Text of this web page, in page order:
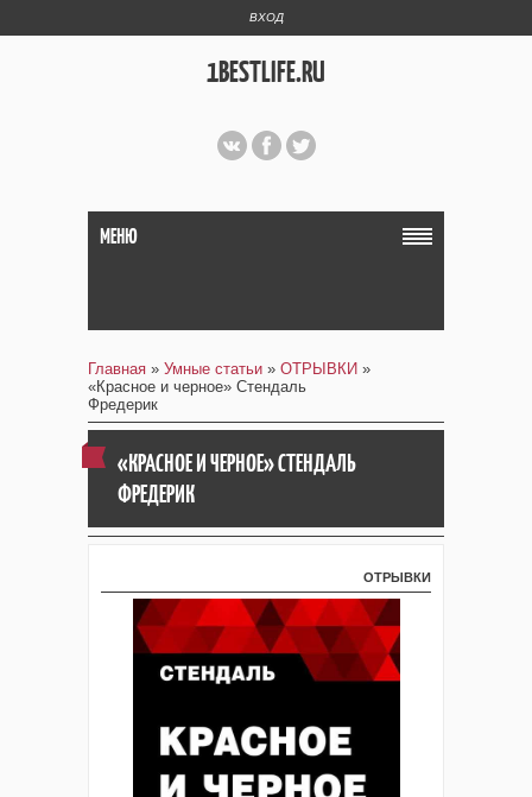
ВХОД
1BESTLIFE.RU
МЕНЮ
Главная » Умные статьи » ОТРЫВКИ »
«Красное и черное» Стендаль
Фредерик
«КРАСНОЕ И ЧЕРНОЕ» СТЕНДАЛЬ
ФРЕДЕРИК
ОТРЫВКИ